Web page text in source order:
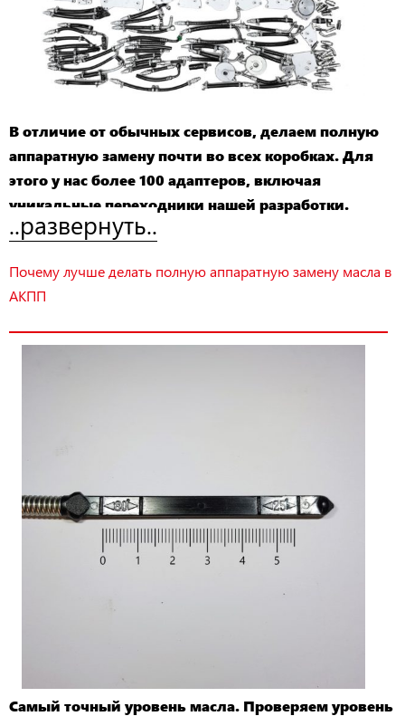
В отличие от обычных сервисов, делаем полную
аппаратную замену почти во всех коробках. Для
этого у нас более 100 адаптеров, включая
уникальные переходники нашей разработки.
..развернуть..
Почему лучше делать полную аппаратную замену масла в
АКПП
Самый точный уровень масла. Проверяем уровень